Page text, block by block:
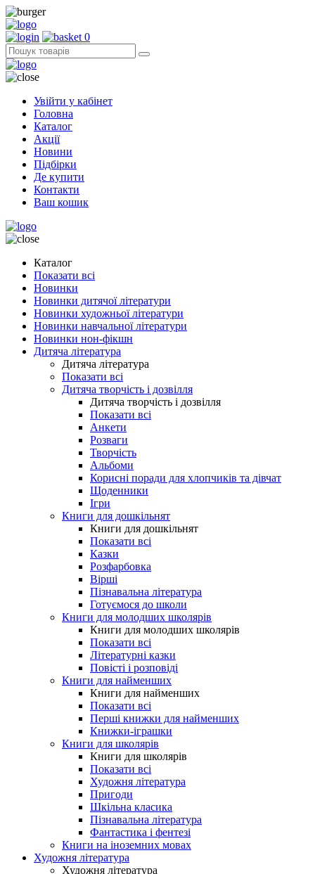
0
Увійти у кабінет
Головна
Каталог
Акції
Новини
Підбірки
Де купити
Контакти
Ваш кошик
Каталог
Показати всі
Новинки
Новинки дитячої літератури
Новинки художньої літератури
Новинки навчальної літератури
Новинки нон-фікшн
Дитяча література
Дитяча література
Показати всі
Дитяча творчість і дозвілля
Дитяча творчість і дозвілля
Показати всі
Анкети
Розваги
Творчість
Альбоми
Корисні поради для хлопчиків та дівчат
Щоденники
Ігри
Книги для дошкільнят
Книги для дошкільнят
Показати всі
Казки
Розфарбовка
Вірші
Пізнавальна література
Готуємося до школи
Книги для молодших школярів
Книги для молодших школярів
Показати всі
Літературні казки
Повісті і розповіді
Книги для найменших
Книги для найменших
Показати всі
Перші книжки для найменших
Книжки-іграшки
Книги для школярів
Книги для школярів
Показати всі
Художня література
Пригоди
Шкільна класика
Пізнавальна література
Фантастика і фентезі
Книги на іноземних мовах
Художня література
Художня література